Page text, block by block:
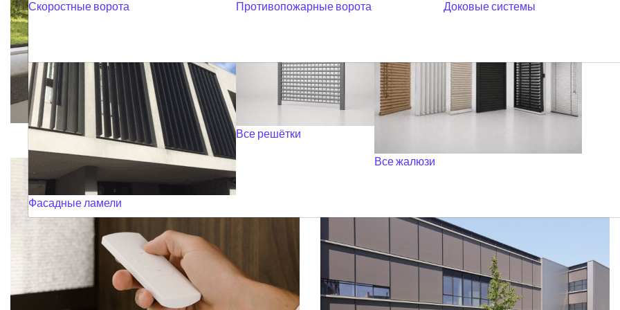
Фасадные ламели
Все решётки
Все жалюзи
Скоростные ворота Противопожарные ворота Доковые системы
KЛАССИЧЕСКИЕ
РОЛЛЕТЫ
РУЛОННЫЕ ШТОРЫ ДЛЯ
МАНСАРДНЫХ ОКОН